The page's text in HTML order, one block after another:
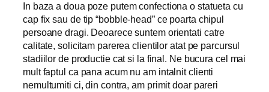
In baza a doua poze putem confectiona o statueta cu
cap fix sau de tip “bobble-head” ce poarta chipul
persoane dragi. Deoarece suntem orientati catre
calitate, solicitam parerea clientilor atat pe parcursul
stadiilor de productie cat si la final. Ne bucura cel mai
mult faptul ca pana acum nu am intalnit clienti
nemultumiti ci, din contra, am primit doar pareri